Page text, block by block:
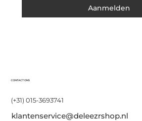
CONTACT ONS
(+31) 015-3693741
klantenservice@deleezrshop.nl
Aanmelden